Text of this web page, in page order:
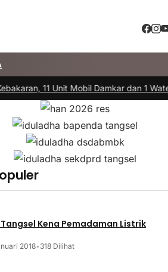
11 Unit Mobil Damkar dan 1 Water
Kena Pemadaman Listrik
2018• 318 Dilihat